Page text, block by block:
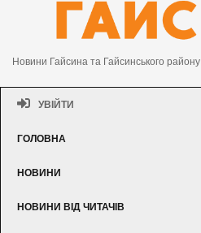
Новини Гайсина та Гайсинського району
УВІЙТИ
ГОЛОВНА
НОВИНИ
НОВИНИ ВІД ЧИТАЧІВ